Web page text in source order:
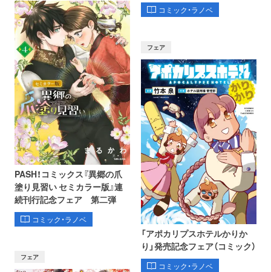
PASH！コミックス『異郷の爪
塗り見習い セミカラー版』連
続刊行記念フェア 第二弾
コミック・ラノベ
コミック・ラノベ
フェア
フェア
「アポカリプスホテルかりか
り」発売記念フェア（コミック）
コミック・ラノベ